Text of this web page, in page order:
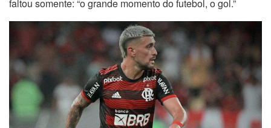
faltou somente: “o grande momento do futebol, o gol.”